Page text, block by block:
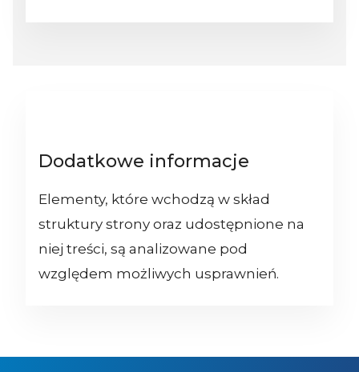
Dodatkowe informacje
Elementy, które wchodzą w skład
struktury strony oraz udostępnione na
niej treści, są analizowane pod
względem możliwych usprawnień.